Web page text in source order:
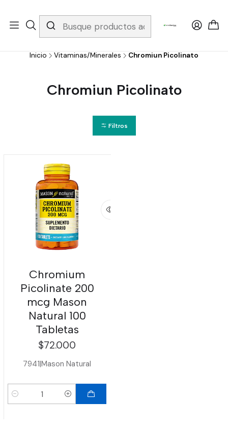
Whatsapp 3229079958/ Fijo 6019251796 / Envios a todo el país y
gratis apartir de 199.000!
Inicio Vitaminas/Minerales Chromiun Picolinato
Chromiun Picolinato
Filtros
Chromium
Picolinate 200
mcg Mason
Natural 100
Tabletas
$72.000
7941|Mason Natural
Cantidad